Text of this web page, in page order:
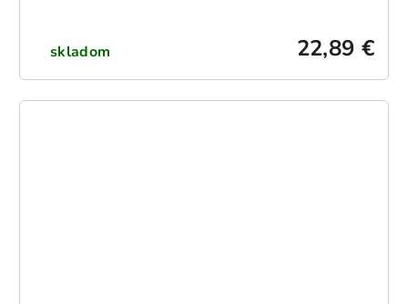
skladom 22,89 €